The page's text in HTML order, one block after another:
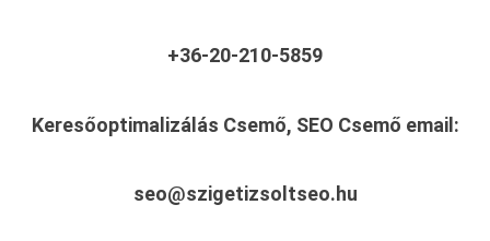
+36-20-210-5859
Keresőoptimalizálás Csemő, SEO Csemő email:
seo@szigetizsoltseo.hu